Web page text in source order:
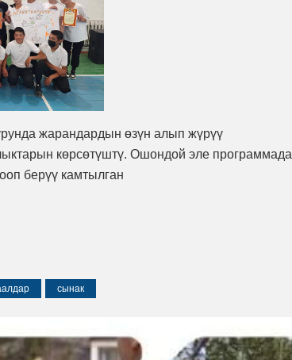
жарандардын өзүн алып жүрүү
көрсөтүштү. Ошондой эле программада
берүү камтылган
сынак